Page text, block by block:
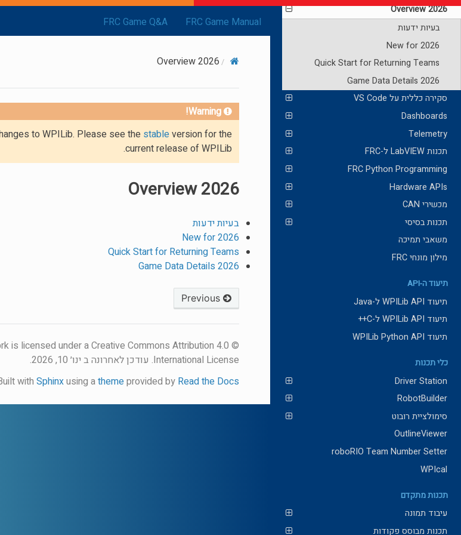
FRC Game Manual
FRC Game Q&A
2026 Overview
בעיות ידעות
New for 2026
Quick Start for Returning Teams
2026 Game Data Details
סקירה כללית על VS Code
Dashboards
Telemetry
תכנות LabVIEW ל-FRC
FRC Python Programming
Hardware APIs
מכשירי CAN
תכנות בסיסי
משאבי תמיכה
מילון מונחי FRC
תיעוד ה-API
תיעוד WPILib API ל-Java
תיעוד WPILib API ל-C++
תיעוד WPILib Python API
כלי תכנות
Driver Station
RobotBuilder
סימולציית רובוט
OutlineViewer
roboRIO Team Number Setter
WPIcal
תכנות מתקדם
עיבוד תמונה
תכנות מבוסס פקודות
2026 Overview
Warning!
to WPILib. Please see the stableversion for the
current release of WPILib.
2026 Overview
בעיות ידעות
New for 2026
Quick Start for Returning Teams
2026 Game Data Details
Previous
is licensed under a Creative Commons Attribution 4.0
International License. עודכן לאחרונה ב ינו׳ 10, 2026.
withSphinxusing athemeprovided by Read the Docs